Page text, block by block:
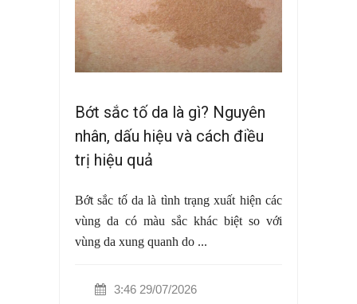
Bớt sắc tố da là gì? Nguyên
nhân, dấu hiệu và cách điều
trị hiệu quả
Bớt sắc tố da là tình trạng xuất hiện các
vùng da có màu sắc khác biệt so với
vùng da xung quanh do ...
3:46 29/07/2026